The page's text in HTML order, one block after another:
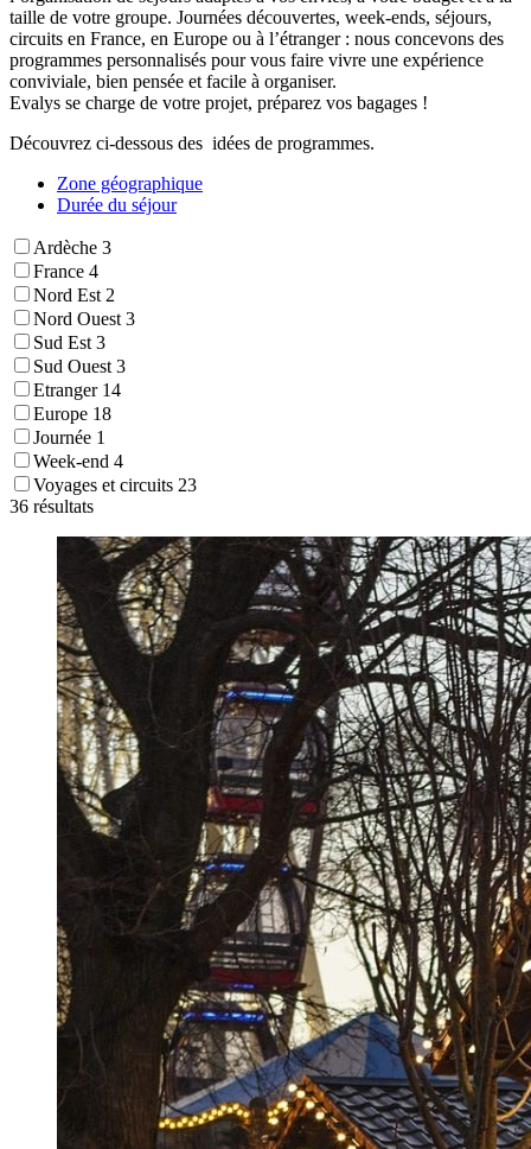
taille de votre groupe. Journées découvertes, week-ends, séjours,
circuits en France, en Europe ou à l’étranger : nous concevons des
programmes personnalisés pour vous faire vivre une expérience
conviviale, bien pensée et facile à organiser.
Evalys se charge de votre projet, préparez vos bagages !
Découvrez ci-dessous des idées de programmes.
Zone géographique
Durée du séjour
Ardèche 3
France 4
Nord Est 2
Nord Ouest 3
Sud Est 3
Sud Ouest 3
Etranger 14
Europe 18
Journée 1
Week-end 4
Voyages et circuits 23
36 résultats